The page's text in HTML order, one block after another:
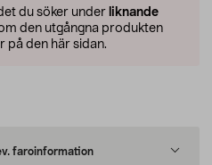
du söker under liknande
den utgångna produkten
på den här sidan.
faroinformation